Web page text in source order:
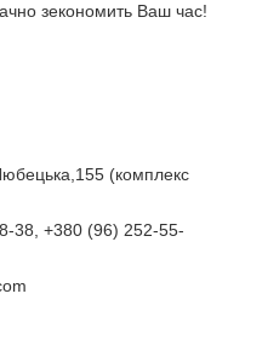
зекономить Ваш час!
(комплекс
38, +380 (96) 252-55-